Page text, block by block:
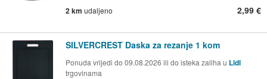
2 km udaljeno 2,99 €
SILVERCREST Daska za rezanje 1 kom
Ponuda vrijedi do 09.08.2026 ili do isteka zaliha u Lidl
trgovinama